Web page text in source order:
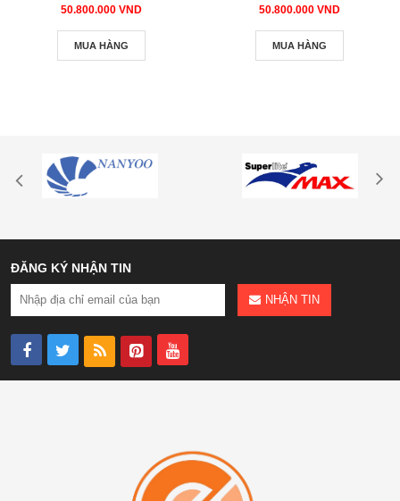
50.800.000 VND
MUA HÀNG
50.800.000 VND
MUA HÀNG
ĐĂNG KÝ NHẬN TIN
NHẬN TIN